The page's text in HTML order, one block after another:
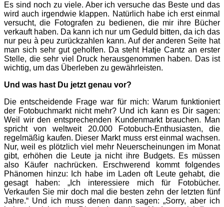
Es sind noch zu viele. Aber ich versuche das Beste und das
wird auch irgendwie klappen. Natürlich habe ich erst einmal
versucht, die Fotografen zu bedienen, die mir ihre Bücher
verkauft haben. Da kann ich nur um Geduld bitten, da ich das
nur peu à peu zurückzahlen kann. Auf der anderen Seite hat
man sich sehr gut geholfen. Da steht Hatje Cantz an erster
Stelle, die sehr viel Druck herausgenommen haben. Das ist
wichtig, um das Überleben zu gewährleisten.
Und was hast Du jetzt genau vor?
Die entscheidende Frage war für mich: Warum funktioniert
der Fotobuchmarkt nicht mehr? Und ich kann es Dir sagen:
Weil wir den entsprechenden Kundenmarkt brauchen. Man
spricht von weltweit 20.000 Fotobuch-Enthusiasten, die
regelmäßig kaufen. Dieser Markt muss erst einmal wachsen.
Nur, weil es plötzlich viel mehr Neuerscheinungen im Monat
gibt, erhö­hen die Leute ja nicht ihre Budgets. Es müssen
also Käufer nachrücken. Erschwerend kommt folgendes
Phänomen hinzu: Ich habe im Laden oft Leute gehabt, die
gesagt haben: „Ich interessiere mich für Fotobücher.
Verkaufen Sie mir doch mal die bes­ten zehn der letzten fünf
Jahre.“ Und ich muss denen dann sagen: „Sorry, aber ich